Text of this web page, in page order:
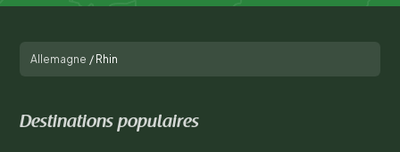
Allemagne / Rhin
Destinations populaires